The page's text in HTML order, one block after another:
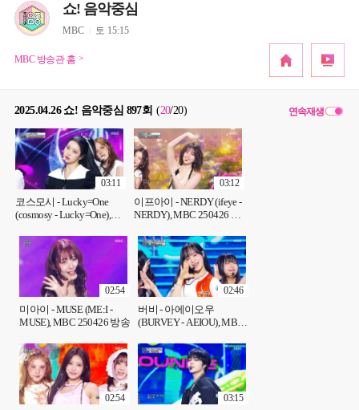
쇼! 음악중심
MBC 토 15:15
MBC 방송관 홈
2025.04.26 쇼! 음악중심 897회 (20/20) 연속재생
코스모시 - Lucky=One
(cosmosy - Lucky=One),
03:11
이프아이 - NERDY (ifeye -
NERDY), MBC 250426 방
03:12
미아이 - MUSE (ME:I -
MUSE), MBC 250426 방송
02:54
버비 - 아에이오우
(BURVEY - AEIOU), MBC
02:46
02:54 03:15